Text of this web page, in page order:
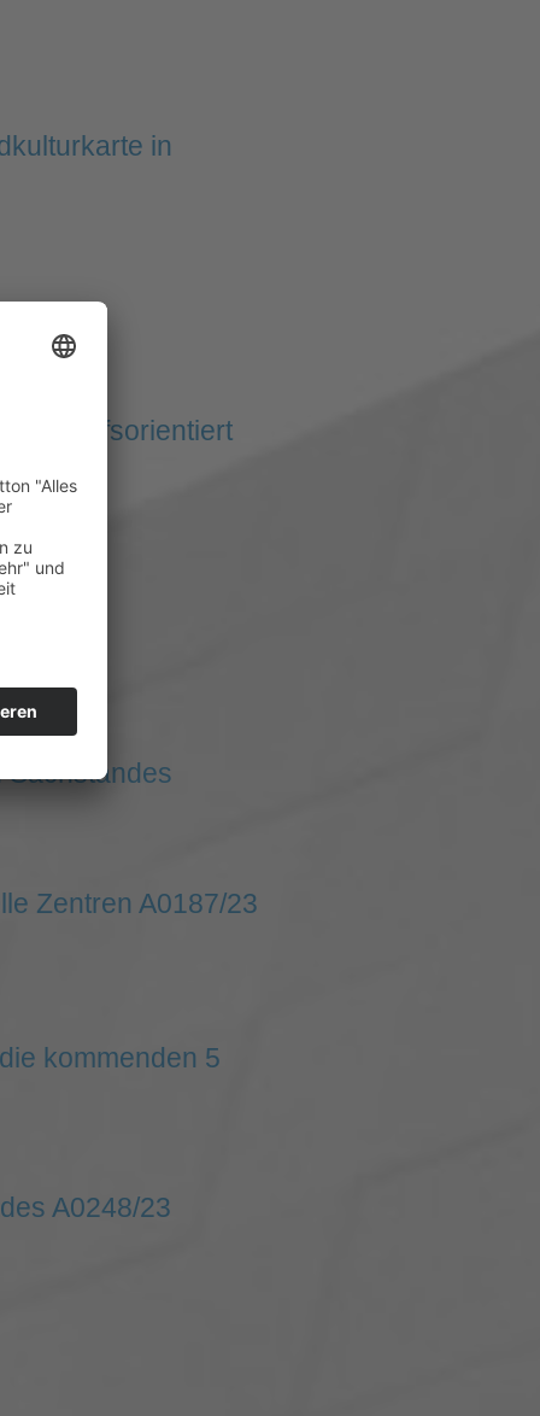
in
bedarfsorientiert
Sachstandes
Zentren A0187/23
kommenden 5
A0248/23